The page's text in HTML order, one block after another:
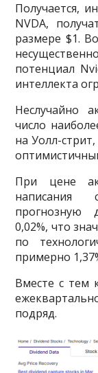
Получается,
NVDA,
размере $1.
потенциал
интеллекта
Неслучайно
число
на Уолл-
При цене
написания
прогнозную
0,02%, что
по
примерно
Вместе с тем
подряд.